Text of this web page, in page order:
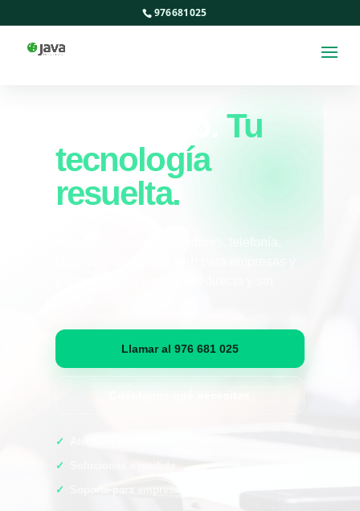
976681025
conectado.Tu
tecnología
resuelta.
Informática, redes, servidores, telefonía,
Llamar al 976 681 025